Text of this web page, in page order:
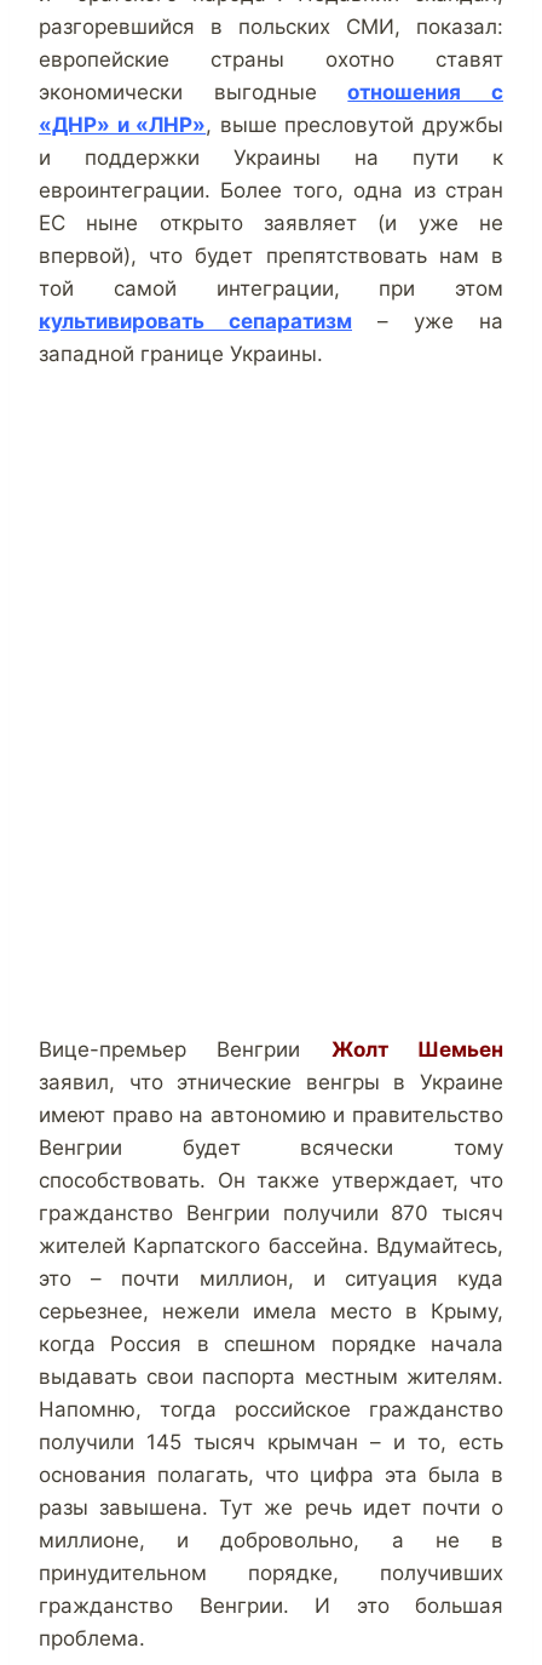
разгоревшийся в польских СМИ, показал:
европейские страны охотно ставят
экономически выгодныеотношения с
«ДНР» и «ЛНР», выше пресловутой дружбы
и поддержки Украины на пути к
евроинтеграции. Более того, одна из стран
ЕС ныне открыто заявляет (и уже не
впервой), что будет препятствовать нам в
той самой интеграции, при этом
культивировать сепаратизм – уже на
западной границе Украины.
Вице-премьер Венгрии Жолт Шемьен
заявил, что этнические венгры в Украине
имеют право на автономию и правительство
Венгрии будет всячески тому
способствовать. Он также утверждает, что
гражданство Венгрии получили 870 тысяч
жителей Карпатского бассейна. Вдумайтесь,
это – почти миллион, и ситуация куда
серьезнее, нежели имела место в Крыму,
когда Россия в спешном порядке начала
выдавать свои паспорта местным жителям.
Напомню, тогда российское гражданство
получили 145 тысяч крымчан – и то, есть
основания полагать, что цифра эта была в
разы завышена. Тут же речь идет почти о
миллионе, и добровольно, а не в
принудительном порядке, получивших
гражданство Венгрии. И это большая
проблема.